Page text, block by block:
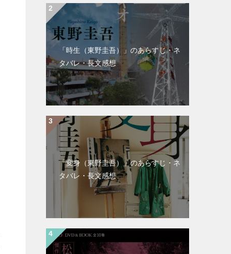
「時生（東野圭吾）」のあらすじ・ネ
タバレ・長文感想
「変身（東野圭吾）」のあらすじ・ネ
タバレ・長文感想